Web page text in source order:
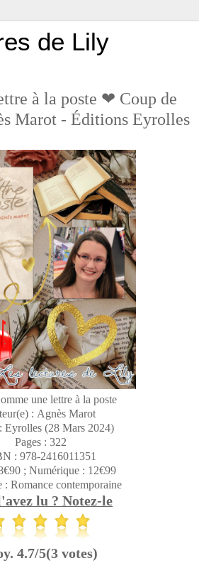
de Lily
à la poste ❤ Coup de
Marot - Éditions Eyrolles
une lettre à la poste
: Agnès Marot
Eyrolles (28 Mars 2024)
Pages : 322
: 978-2416011351
; Numérique : 12€99
: Romance contemporaine
lu ? Notez-le
4.7/5(3 votes)